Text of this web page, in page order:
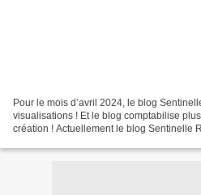
Pour le mois d’avril 2024, le blog
visualisations ! Et le blog comptabilise
création ! Actuellement le blog Sentinelle